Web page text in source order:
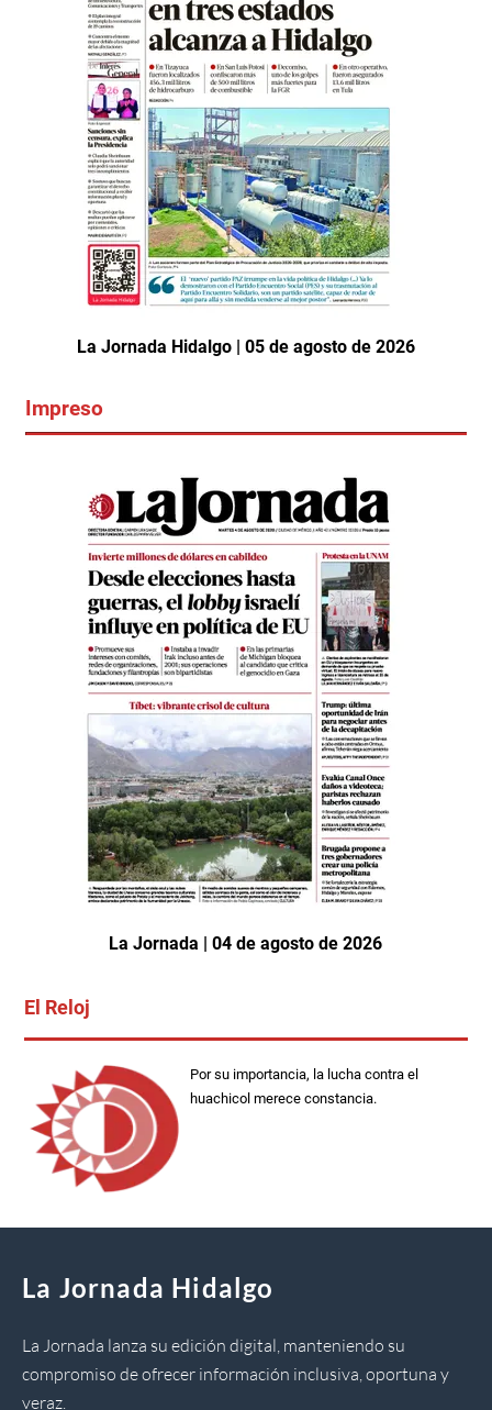
La Jornada Hidalgo | 05 de agosto de 2026
Impreso
La Jornada | 04 de agosto de 2026
El Reloj
Por su importancia, la lucha contra el
huachicol merece constancia.
La Jornada Hidalgo
La Jornada lanza su edición digital, manteniendo su
compromiso de ofrecer información inclusiva, oportuna y
veraz.